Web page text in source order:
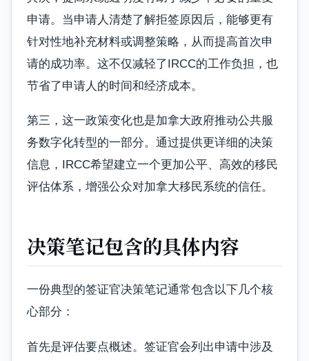
申请。当申请人清楚了解拒签原因后，能够更有
针对性地补充材料或调整策略，从而提高首次申
请的成功率。这不仅减轻了IRCC的工作负担，也
节省了申请人的时间和经济成本。
第三，这一政策变化也是加拿大政府推动公共服
务数字化转型的一部分。通过提供更详细的决策
信息，IRCC希望建立一个更加公平、高效的移民
评估体系，增强公众对加拿大移民系统的信任。
决策笔记包含的具体内容
一份典型的签证官决策笔记通常包含以下几个核
心部分：
首先是评估要点概述。签证官会列出申请中涉及